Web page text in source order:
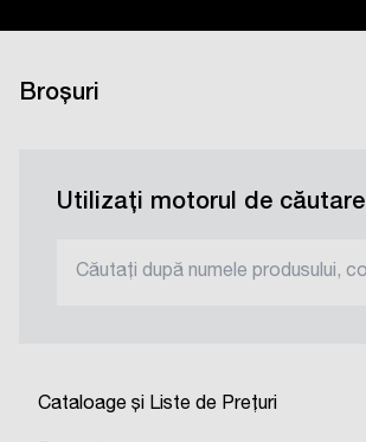
Broșuri
Utilizați motorul de căutare
Cataloage și Liste de Prețuri